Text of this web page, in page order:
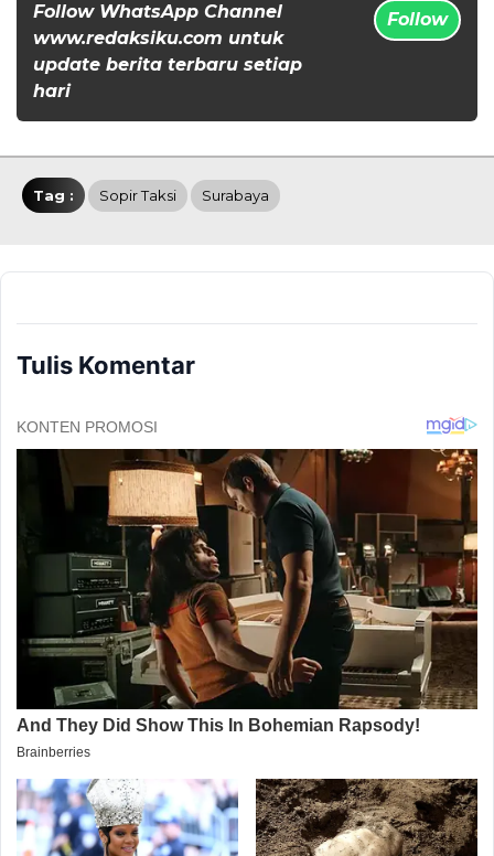
Follow WhatsApp Channel
www.redaksiku.com untuk
update berita terbaru setiap
hari
Follow
Tag : Sopir Taksi Surabaya
Tulis Komentar